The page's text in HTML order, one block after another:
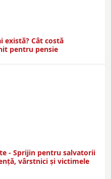
există? Cât costă
pentru pensie
- Sprijin pentru salvatorii
vârstnici și victimele